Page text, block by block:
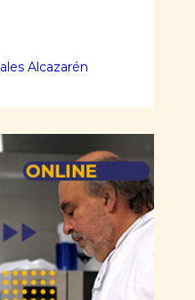
Alcazarén